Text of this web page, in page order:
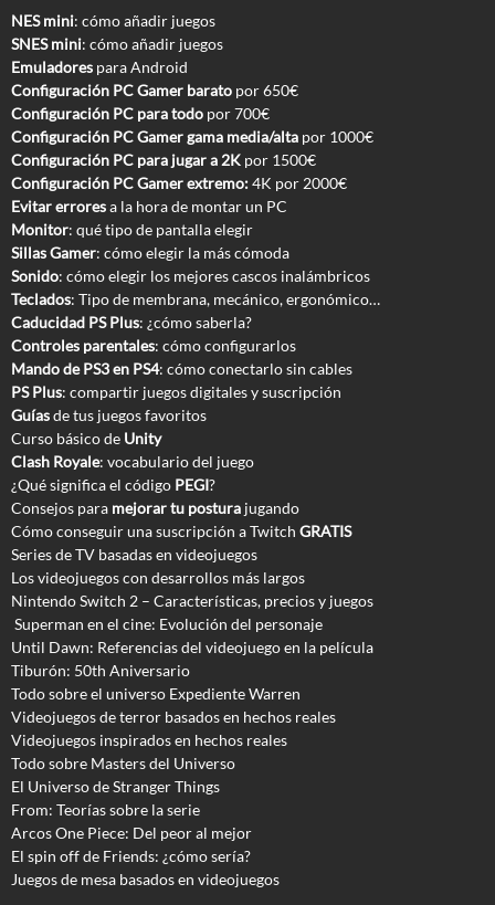
NES mini: cómo añadir juegos
SNES mini: cómo añadir juegos
Emuladores para Android
Configuración PC Gamer barato por 650€
Configuración PC para todo por 700€
Configuración PC Gamer gama media/alta por 1000€
Configuración PC para jugar a 2K por 1500€
Configuración PC Gamer extremo:4K por 2000€
Evitar erroresa la hora de montar un PC
Monitor: qué tipo de pantalla elegir
Sillas Gamer: cómo elegir la más cómoda
Sonido: cómo elegir los mejores cascos inalámbricos
Teclados: Tipo de membrana, mecánico, ergonómico…
Caducidad PS Plus: ¿cómo saberla?
Controles parentales: cómo configurarlos
Mando de PS3 en PS4: cómo conectarlo sin cables
PS Plus: compartir juegos digitales y suscripción
Guíasde tus juegos favoritos
Curso básico de Unity
Clash Royale: vocabulario del juego
¿Qué significa el código PEGI?
Consejos para mejorar tu postura jugando
Cómo conseguir una suscripción a Twitch GRATIS
Series de TV basadas en videojuegos
Los videojuegos con desarrollos más largos
Nintendo Switch 2 – Características, precios y juegos
Superman en el cine: Evolución del personaje
Until Dawn: Referencias del videojuego en la película
Tiburón: 50th Aniversario
Todo sobre el universo Expediente Warren
Videojuegos de terror basados en hechos reales
Videojuegos inspirados en hechos reales
Todo sobre Masters del Universo
El Universo de Stranger Things
From: Teorías sobre la serie
Arcos One Piece: Del peor al mejor
El spin off de Friends: ¿cómo sería?
Juegos de mesa basados en videojuegos